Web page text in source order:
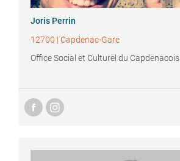
Joris Perrin
12700 | Capdenac-Gare
Office Social et Culturel du Capdenacois